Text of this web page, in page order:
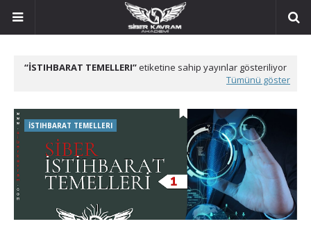
İSTIHBARAT TEMELLERI etiketine sahip yayınlar gösteriliyor
Tümünü göster
İSTIHBARAT TEMELLERI